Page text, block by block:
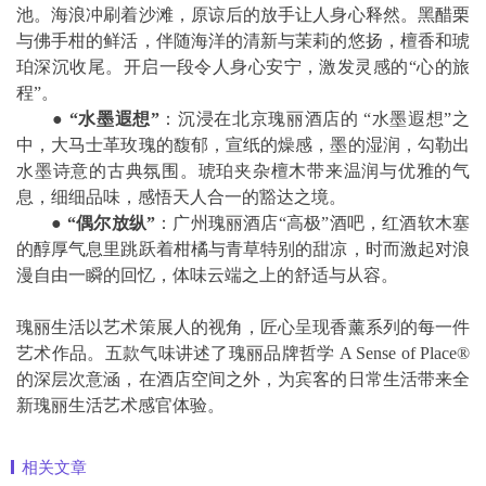
池。海浪冲刷着沙滩，原谅后的放手让人身心释然。黑醋栗
与佛手柑的鲜活，伴随海洋的清新与茉莉的悠扬，檀香和琥
珀深沉收尾。开启一段令人身心安宁，激发灵感的“心的旅
程”。
● “水墨遐想”：沉浸在北京瑰丽酒店的 “水墨遐想”之
中，大马士革玫瑰的馥郁，宣纸的燥感，墨的湿润，勾勒出
水墨诗意的古典氛围。琥珀夹杂檀木带来温润与优雅的气
息，细细品味，感悟天人合一的豁达之境。
● “偶尔放纵”：广州瑰丽酒店“高极”酒吧，红酒软木塞
的醇厚气息里跳跃着柑橘与青草特别的甜凉，时而激起对浪
漫自由一瞬的回忆，体味云端之上的舒适与从容。
瑰丽生活以艺术策展人的视角，匠心呈现香薰系列的每一件
艺术作品。五款气味讲述了瑰丽品牌哲学 A Sense of Place®
的深层次意涵，在酒店空间之外，为宾客的日常生活带来全
新瑰丽生活艺术感官体验。
相关文章